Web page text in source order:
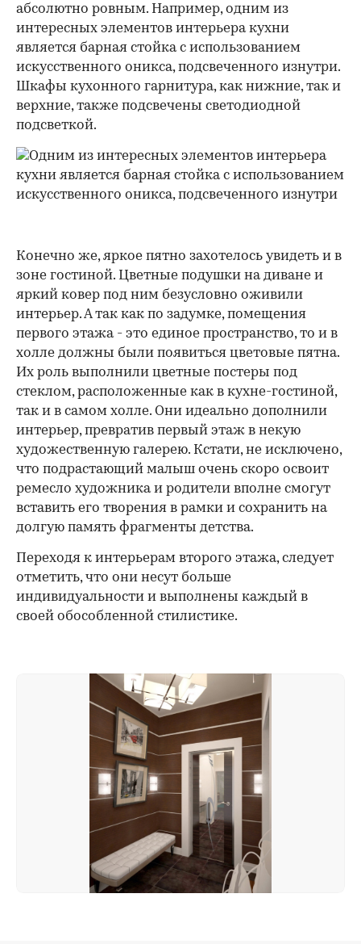
абсолютно ровным. Например, одним из
интересных элементов интерьера кухни
является барная стойка с использованием
искусственного оникса, подсвеченного изнутри.
Шкафы кухонного гарнитура, как нижние, так и
верхние, также подсвечены светодиодной
подсветкой.
Конечно же, яркое пятно захотелось увидеть и в
зоне гостиной. Цветные подушки на диване и
яркий ковер под ним безусловно оживили
интерьер. А так как по задумке, помещения
первого этажа - это единое пространство, то и в
холле должны были появиться цветовые пятна.
Их роль выполнили цветные постеры под
стеклом, расположенные как в кухне-гостиной,
так и в самом холле. Они идеально дополнили
интерьер, превратив первый этаж в некую
художественную галерею. Кстати, не исключено,
что подрастающий малыш очень скоро освоит
ремесло художника и родители вполне смогут
вставить его творения в рамки и сохранить на
долгую память фрагменты детства.
Переходя к интерьерам второго этажа, следует
отметить, что они несут больше
индивидуальности и выполнены каждый в
своей обособленной стилистике.